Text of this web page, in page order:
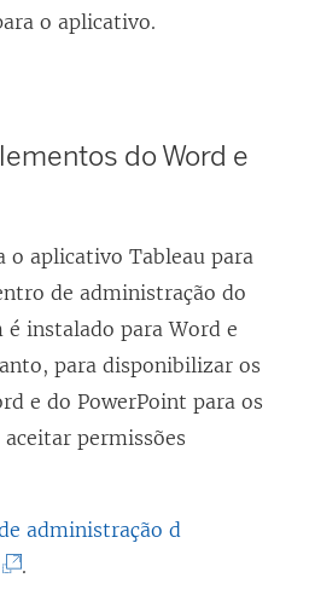
o
a
a
)
o aplicativo.
do Word e
o aplicativo Tableau para
de administração do
é instalado para Word e
para disponibilizar os
e do PowerPoint para os
permissões
administração d
.